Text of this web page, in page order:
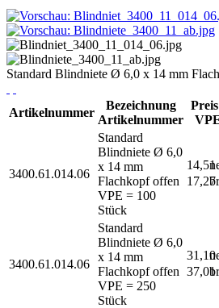
Standard Blindniete Ø 6,0 x 14 mm
Artikelnummer
Bezeichnung
Artikelnummer
3400.61.014.06
Standard
Blindniete Ø 6,0
x 14 mm
Flachkopf offen
VPE = 100
Stück
3400.61.014.06
Standard
Blindniete Ø 6,0
x 14 mm
Flachkopf offen
VPE = 250
Stück